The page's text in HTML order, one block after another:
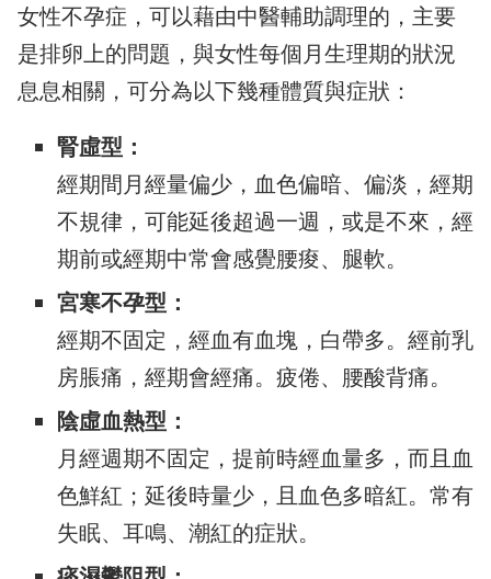
女性不孕症，可以藉由中醫輔助調理的，主要
是排卵上的問題，與女性每個月生理期的狀況
息息相關，可分為以下幾種體質與症狀：
腎虛型：
經期間月經量偏少，血色偏暗、偏淡，經期
不規律，可能延後超過一週，或是不來，經
期前或經期中常會感覺腰痠、腿軟。
宮寒不孕型：
經期不固定，經血有血塊，白帶多。經前乳
房脹痛，經期會經痛。疲倦、腰酸背痛。
陰虛血熱型：
月經週期不固定，提前時經血量多，而且血
色鮮紅；延後時量少，且血色多暗紅。常有
失眠、耳鳴、潮紅的症狀。